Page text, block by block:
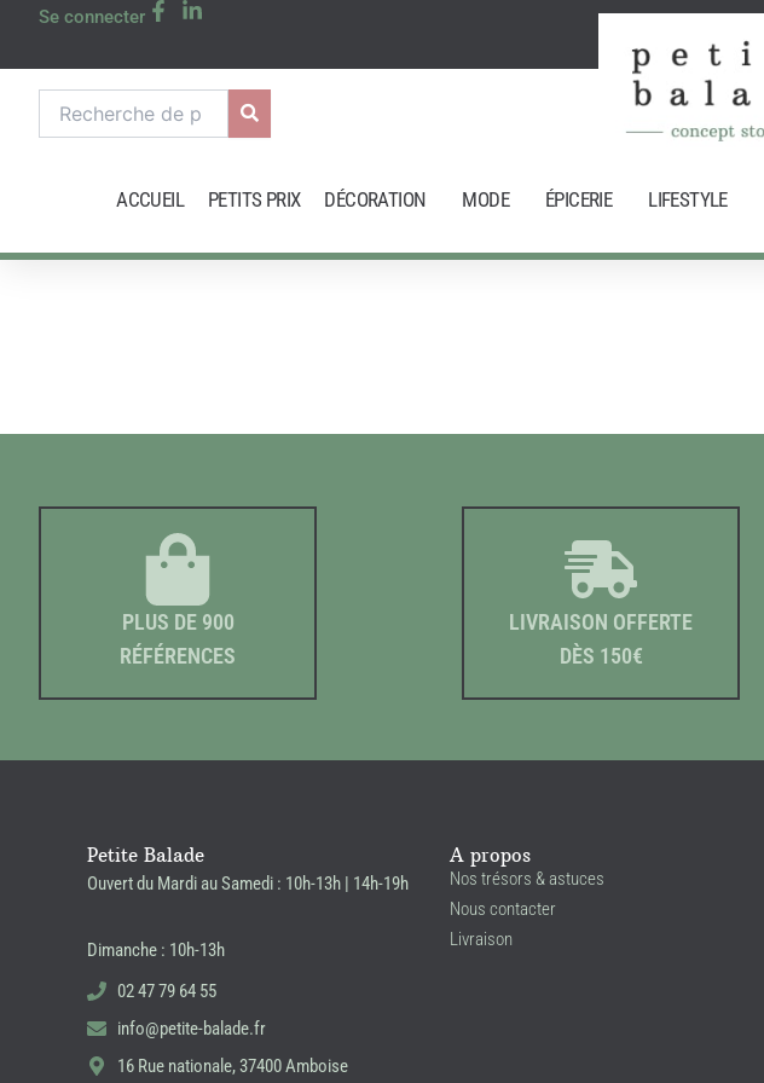
Se connecter
pour :
ACCUEIL PETITS PRIX DÉCORATION MODE ÉPICERIE LIFESTYLE
PLUS DE 900
RÉFÉRENCES
LIVRAISON OFFERTE
DÈS 150€
Petite Balade
Ouvert du Mardi au Samedi : 10h-13h | 14h-19h
Dimanche : 10h-13h
02 47 79 64 55
info@petite-balade.fr
16 Rue nationale, 37400 Amboise
A propos
Nos trésors & astuces
Nous contacter
Livraison